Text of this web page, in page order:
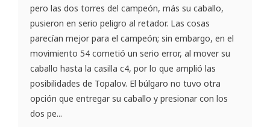
pero las dos torres del campeón, más su caballo,
pusieron en serio peligro al retador. Las cosas
parecían mejor para el campeón; sin embargo, en el
movimiento 54 cometió un serio error, al mover su
caballo hasta la casilla c4, por lo que amplió las
posibilidades de Topalov. El búlgaro no tuvo otra
opción que entregar su caballo y presionar con los
dos pe...